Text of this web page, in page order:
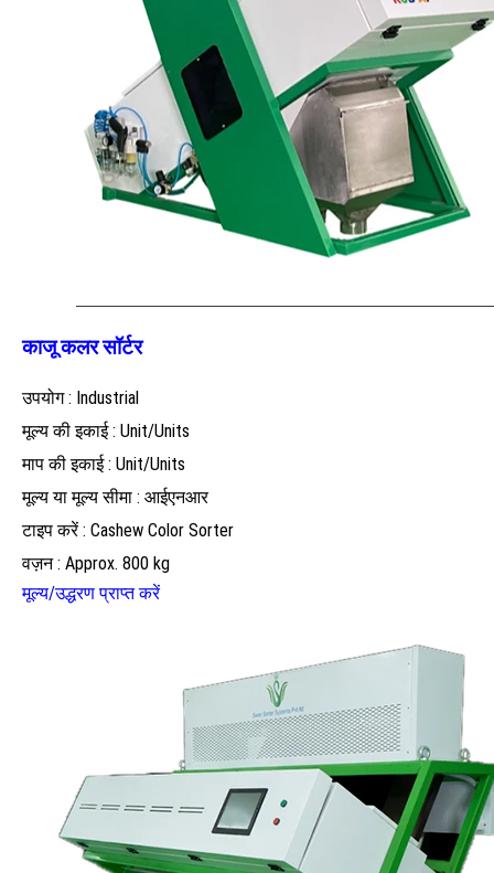
काजू कलर सॉर्टर
उपयोग : Industrial
मूल्य की इकाई : Unit/Units
माप की इकाई : Unit/Units
मूल्य या मूल्य सीमा : आईएनआर
टाइप करें : Cashew Color Sorter
वज़न : Approx. 800 kg
मूल्य/उद्धरण प्राप्त करें